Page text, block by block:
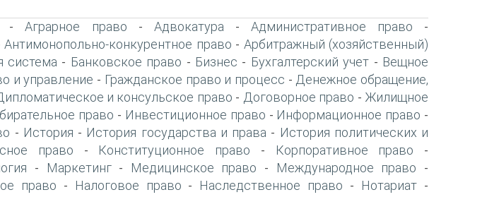
-Аграрное право - Адвокатура - Административное право -
Антимонопольно-конкурентное право - Арбитражный (хозяйственный)
система - Банковское право - Бизнес - Бухгалтерский учет - Вещное
и управление - Гражданское право и процесс - Денежное обращение,
и консульское право - Договорное право - Жилищное
право - Инвестиционное право - Информационное право -
- История - История государства и права - История политических и
право - Конституционное право - Корпоративное право -
- Маркетинг- Медицинское право - Международное право -
право - Налоговое право - Наследственное право - Нотариат -